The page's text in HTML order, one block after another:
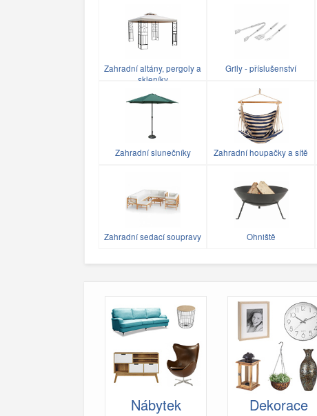
Zahradní altány, pergoly a
skleníky
Grily - příslušenství
Zahradní slunečníky Zahradní houpačky a sítě
Zahradní sedací soupravy Ohniště
Nábytek Dekorace